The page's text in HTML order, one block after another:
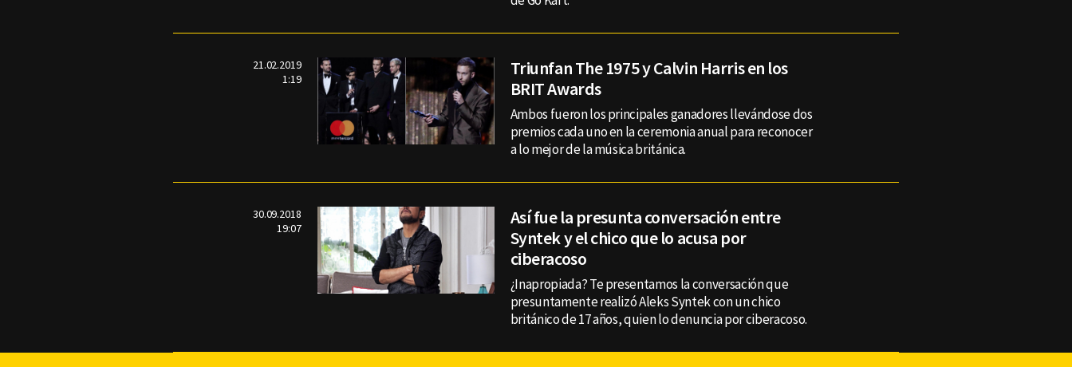
21.02.2019
1:19
Triunfan The 1975 y Calvin Harris en los
BRIT Awards
Ambos fueron los principales ganadores llevándose dos
premios cada uno en la ceremonia anual para reconocer
a lo mejor de la música británica.
30.09.2018
19:07
Así fue la presunta conversación entre
Syntek y el chico que lo acusa por
ciberacoso
¿Inapropiada? Te presentamos la conversación que
presuntamente realizó Aleks Syntek con un chico
británico de 17 años, quien lo denuncia por ciberacoso.